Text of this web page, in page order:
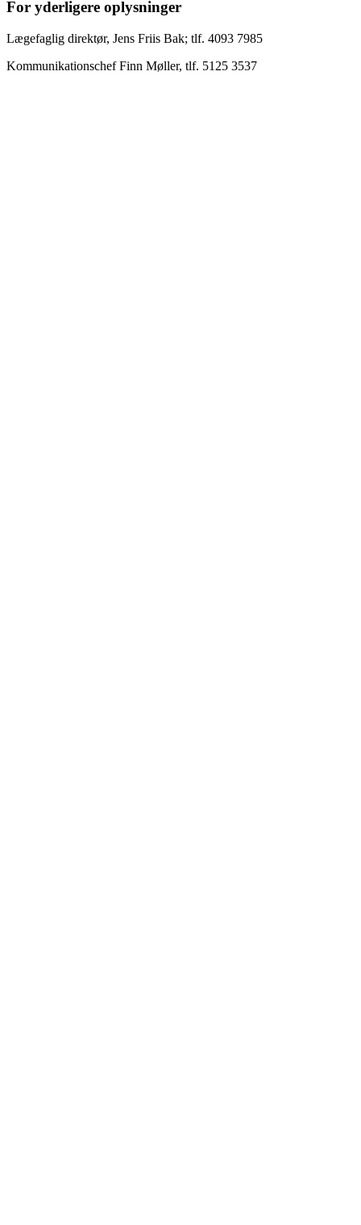
For yderligere oplysninger
Lægefaglig direktør, Jens Friis Bak; tlf. 4093 7985
Kommunikationschef Finn Møller, tlf. 5125 3537